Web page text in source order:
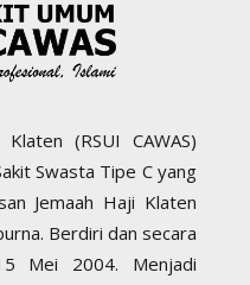
(RSUI CAWAS)
Swasta Tipe C yang
Jemaah Haji Klaten
Berdiri dan secara
Mei 2004. Menjadi